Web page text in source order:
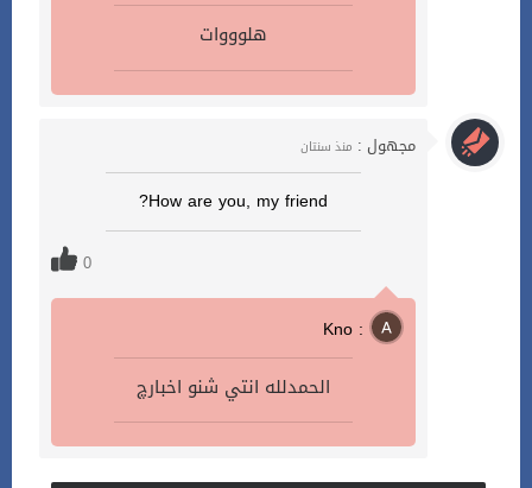
هلوووات
مجهول : منذ سنتان
How are you, my friend?
0
Kno :
الحمدلله انتي شنو اخبارچ